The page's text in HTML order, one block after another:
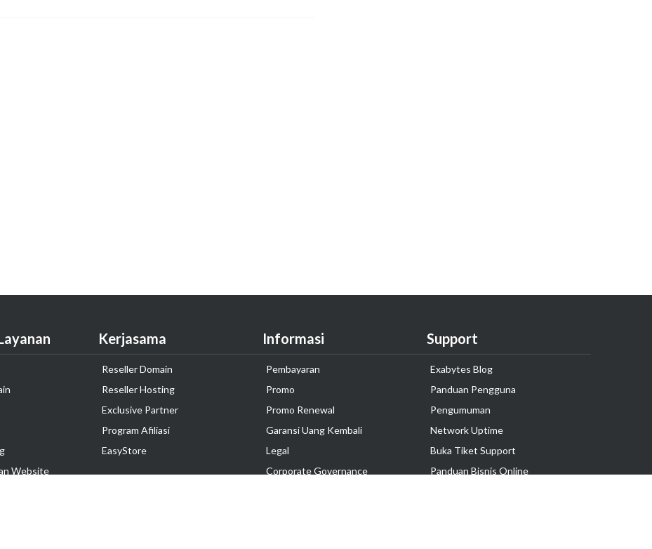
Website
Kerjasama
Reseller Domain
Reseller Hosting
Exclusive Partner
Program Afiliasi
EasyStore
Informasi
Pembayaran
Promo
Promo Renewal
Garansi Uang Kembali
Legal
Corporate Governance
Support
Exabytes Blog
Panduan Pengguna
Pengumuman
Network Uptime
Buka Tiket Support
Panduan Bisnis Online